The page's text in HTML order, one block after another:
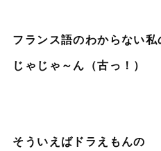
フランス語のわからない
じゃじゃ～ん（古っ！）
そういえばドラえもんの